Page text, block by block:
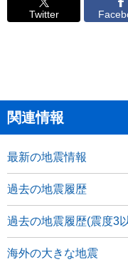
Twitter
関連情報
最新の地震情報
過去の地震履歴
過去の地震履歴(震度3
海外の大きな地震